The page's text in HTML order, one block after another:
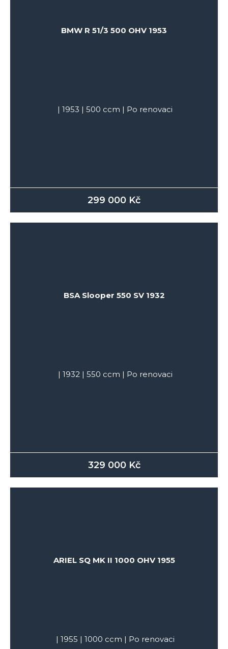
BMW R 51/3 500 OHV 1953
| 1953 | 500 ccm | Po renovaci
299 000 Kč
BSA Slooper 550 SV 1932
| 1932| 550 ccm | Po renovaci
329 000Kč
ARIEL SQ MK II 1000 OHV 1955
| 1955 | 1000 ccm | Po renovaci